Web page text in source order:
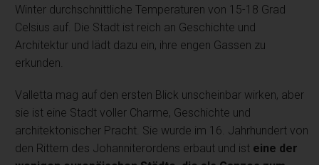
Winter durchschnittliche Temperaturen von 15-18 Grad
Celsius auf. Die Stadt ist reich an Geschichte und
Architektur und lädt dazu ein, ihre engen Gassen zu
erkunden.
Valletta mag auf den ersten Blick unscheinbar wirken, aber
sie ist eine Stadt voller Charme, Geschichte und
architektonischer Pracht. Sie wurde im 16. Jahrhundert von
den Rittern des Johanniterordens erbaut und ist eine der